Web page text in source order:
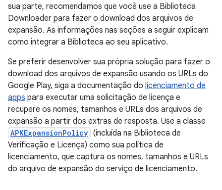
sua parte, recomendamos que você use a Biblioteca
Downloader para fazer o download dos arquivos de
expansão. As informações nas seções a seguir explicam
como integrar a Biblioteca ao seu aplicativo.
Se preferir desenvolver sua própria solução para fazer o
download dos arquivos de expansão usando os URLs do
Google Play, siga a documentação do licenciamento de
apps para executar uma solicitação de licença e
recupere os nomes, tamanhos e URLs dos arquivos de
expansão a partir dos extras de resposta. Use a classe
APKExpansionPolicy (incluída na Biblioteca de
Verificação e Licença) como sua política de
licenciamento, que captura os nomes, tamanhos e URLs
do arquivo de expansão do serviço de licenciamento.